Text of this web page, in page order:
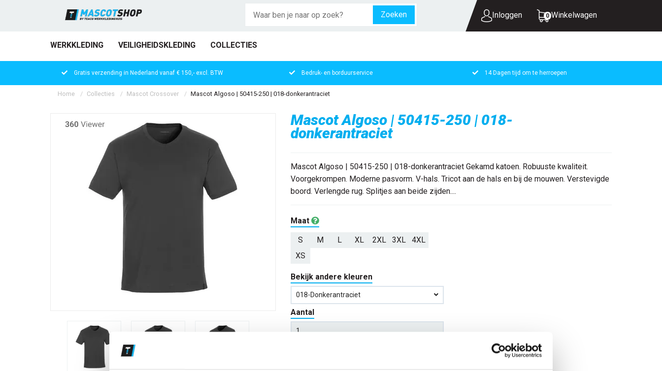
Zoeken Inloggen 0 Winkelwagen
WERKKLEDING VEILIGHEIDSKLEDING COLLECTIES
UW WINKELWAGEN IS LEEG.
Gratis verzending in Nederland vanaf € 150,- excl. BTW Bedruk- en borduurservice 14 Dagen tijd om te herroepen
Home Collecties Mascot Crossover Mascot Algoso | 50415-250 | 018-donkerantraciet
Mascot Algoso | 50415-250 | 018-
donkerantraciet
Mascot Algoso | 50415-250 | 018-donkerantraciet Gekamd katoen. Robuuste kwaliteit.
Voorgekrompen. Moderne pasvorm. V-hals. Tricot aan de hals en bij de mouwen. Verstevigde
boord. Verlengde rug. Splitjes aan beide zijden....
Maat
S M L XL 2XL 3XL
4XL
XS
Bekijk andere kleuren
018-Donkerantraciet
Aantal